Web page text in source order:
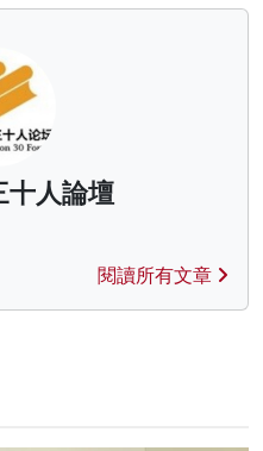
十人論壇
閱讀所有文章